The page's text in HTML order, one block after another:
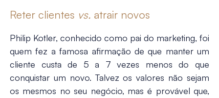
Reter clientes vs. atrair novos
Philip Kotler, conhecido como pai do marketing, foi
quem fez a famosa afirmação de que manter um
cliente custa de 5 a 7 vezes menos do que
conquistar um novo. Talvez os valores não sejam
os mesmos no seu negócio, mas é provável que,